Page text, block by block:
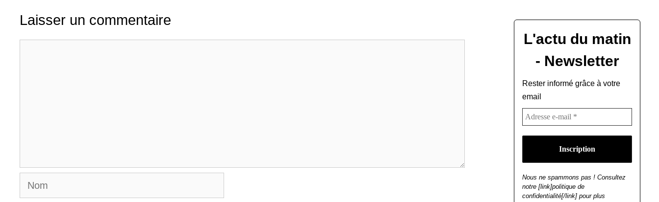
Laisser un commentaire
Nom
L'actu du matin
- Newsletter
Rester informé grâce à votre
email
Nous ne spammons pas ! Consultez
notre [link]politique de
confidentialité[/link] pour plus